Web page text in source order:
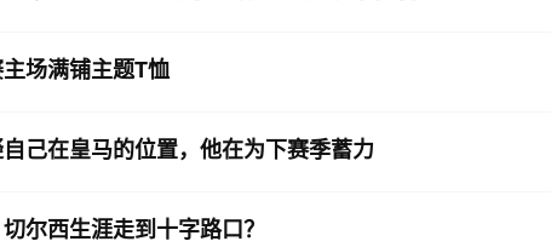
场满铺主题T恤
己在皇马的位置，他在为下赛季蓄力
尔西生涯走到十字路口？